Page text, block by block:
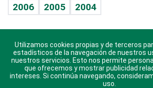
Sin complejos
En pocas palabras
Escuchando al corazón
Economía Personal
2006
2005 2004
Descarga nuestras aplicaciones para
sistema Huawei.
Utilizamos cookies propias y de terceros
estadísticos de la navegación de nuestros
nuestros servicios. Esto nos permite
que ofrecemos y mostrar publicidad
intereses. Si continúa navegando,
uso.